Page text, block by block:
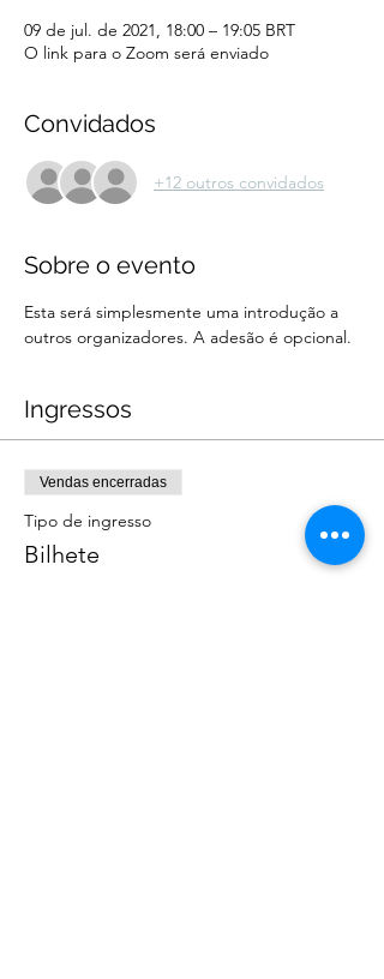
09 de jul. de 2021, 18:00 – 19:05 BRT
O link para o Zoom será enviado
Convidados
+12 outros convidados
Sobre o evento
Esta será simplesmente uma introdução a
outros organizadores. A adesão é opcional.
Ingressos
Vendas encerradas
Tipo de ingresso
Bilhete